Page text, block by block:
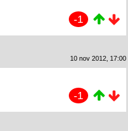
-1
10 nov 2012, 17:00
-1